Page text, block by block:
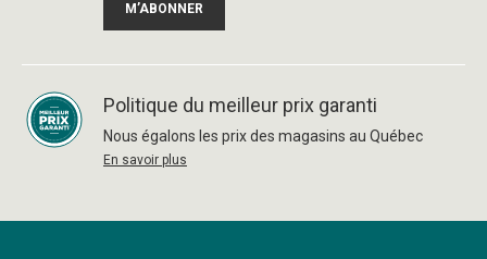
M’ABONNER
Politique du meilleur prix garanti
Nous égalons les prix des magasins au Québec
En savoir plus